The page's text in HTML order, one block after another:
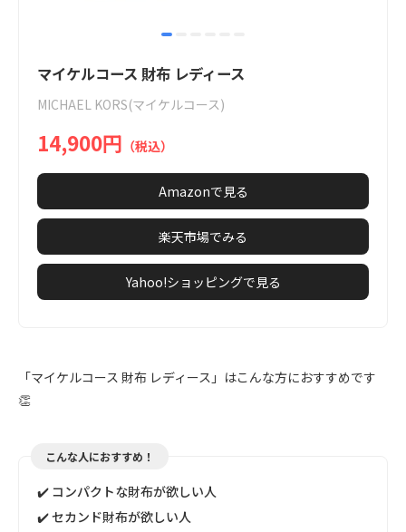
item
1
6
マイケルコース 財布 レディース
MICHAEL KORS(マイケルコース)
14,900円 （税込）
Amazonで見る
楽天市場でみる
Yahoo!ショッピングで見る
「マイケルコース 財布 レディース」はこんな方におすすめです
👏
こんな人におすすめ！
✔️ コンパクトな財布が欲しい人
✔️ セカンド財布が欲しい人